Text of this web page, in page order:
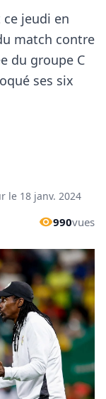
jeudi en
match contre
du groupe C
ses six
le 18 janv. 2024
990vues